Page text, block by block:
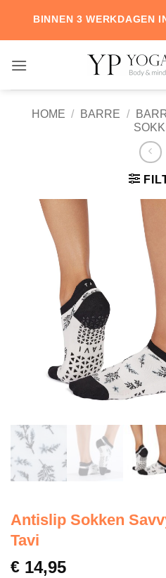
content
BINNEN 3 WERKDAGEN
HOME / BARRE /
Antislip Sokken
Tavi
€ 14,95